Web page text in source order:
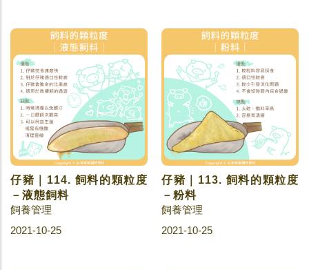
仔豬｜114. 飼料的顆粒度
－液態飼料
飼養管理
2021-10-25
仔豬｜113. 飼料的顆粒度
－粉料
飼養管理
2021-10-25